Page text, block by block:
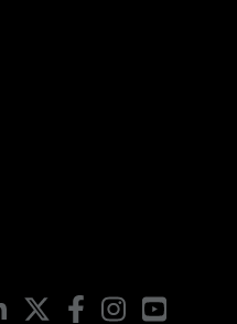
LinkedIn FacebookInstagramYouTube